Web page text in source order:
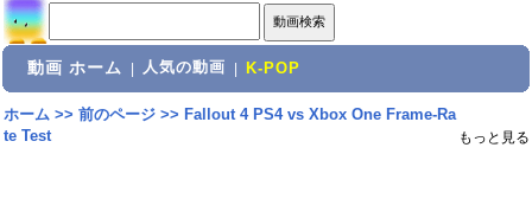
動画 ホーム 人気の動画 K-POP
ホーム>> 前のページ>> Fallout 4 PS4 vs Xbox One Frame-Ra
te Test
もっと見る